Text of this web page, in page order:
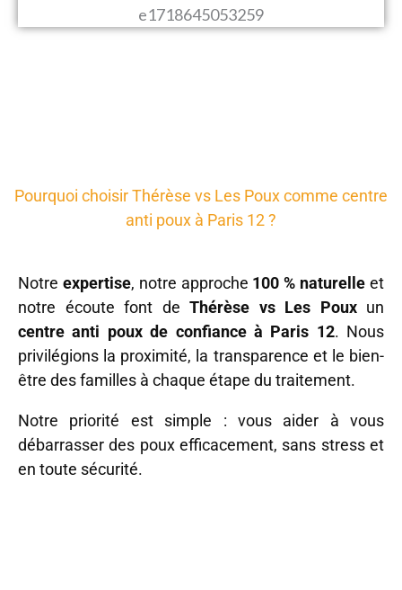
Pourquoi choisir Thérèse vs Les Poux comme centre
anti poux à Paris 12 ?
Notre expertise, notre approche 100 % naturelle et
notre écoute font de Thérèse vs Les Pouxun
centre anti poux de confiance à Paris 12. Nous
privilégions la proximité, la transparence et le bien-
être des familles à chaque étape du traitement.
Notre priorité est simple : vous aider à vous
débarrasser des poux efficacement, sans stress et
en toute sécurité.